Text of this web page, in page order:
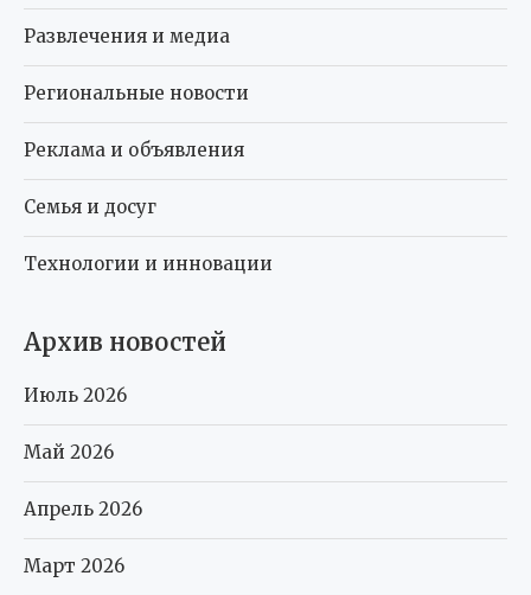
Развлечения и медиа
Региональные новости
Реклама и объявления
Семья и досуг
Технологии и инновации
Архив новостей
Июль 2026
Май 2026
Апрель 2026
Март 2026